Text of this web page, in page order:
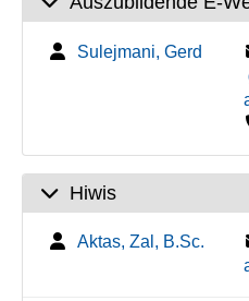
Sulejmani, Gerd
Hiwis
Aktas, Zal, B.Sc.